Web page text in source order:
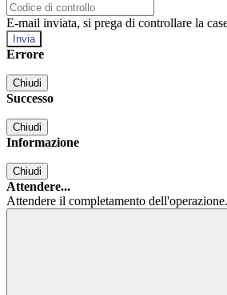
E-mail inviata, si prega di controllare la
Errore
Chiudi
Successo
Chiudi
Informazione
Chiudi
Attendere...
Attendere il completamento